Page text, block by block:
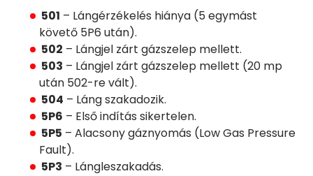
501 – Lángérzékelés hiánya (5 egymást
követő 5P6 után).
502 – Lángjel zárt gázszelep mellett.
503 – Lángjel zárt gázszelep mellett (20 mp
után 502-re vált).
504 – Láng szakadozik.
5P6 – Első indítás sikertelen.
5P5 – Alacsony gáznyomás (Low Gas Pressure
Fault).
5P3 – Lángleszakadás.